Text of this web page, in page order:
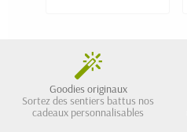
Goodies originaux
Sortez des sentiers battus nos
cadeaux personnalisables